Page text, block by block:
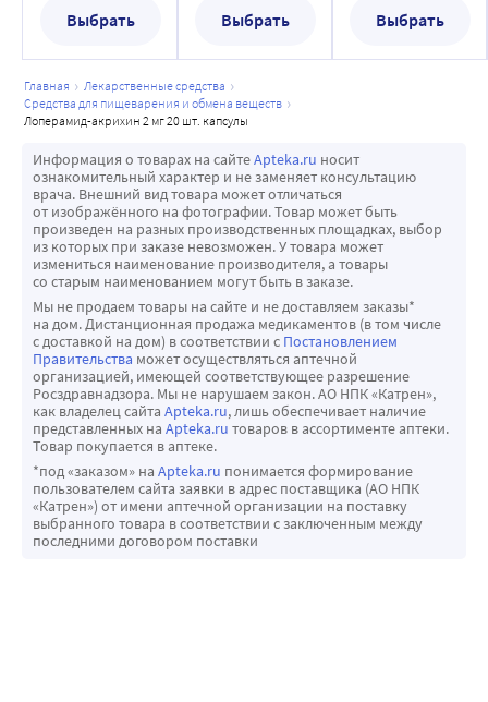
Выбрать
Выбрать
Выбрать
главная
лекарственные средства
средства для пищеварения и обмена веществ
лоперамид-акрихин 2 мг 20 шт. капсулы
Информация о товарах на сайтеApteka.ru носит
ознакомительный характер и не заменяет консультацию
врача. Внешний вид товара может отличаться
от изображённого на фотографии. Товар может быть
произведен на разных производственных площадках, выбор
из которых при заказе невозможен. У товара может
измениться наименование производителя, а товары
со старым наименованием могут быть в заказе.
Мы не продаем товары на сайте и не доставляем заказы*
на дом. Дистанционная продажа медикаментов (в том числе
с доставкой на дом) в соответствии с Постановлением
Правительства может осуществляться аптечной
организацией, имеющей соответствующее разрешение
Росздравнадзора. Мы не нарушаем закон. АО НПК «Катрен»,
как владелец сайта Apteka.ru, лишь обеспечивает наличие
представленных на Apteka.ru товаров в ассортименте аптеки.
Товар покупается в аптеке.
*под «заказом» на Apteka.ru понимается формирование
пользователем сайта заявки в адрес поставщика (АО НПК
«Катрен») от имени аптечной организации на поставку
выбранного товара в соответствии с заключенным между
последними договором поставки